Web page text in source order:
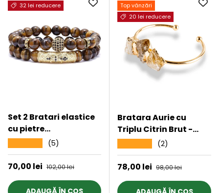
32 lei reducere
Set 2 Bratari elastice
cu pietre
semipretioase ochi de
tigru de 8 mm -
bratara pentru
(5)
Preț de vânzare
70,00 lei Preț obișnuit
102,00 lei
Top vânzări
20 lei reducere
Bratara Aurie cu
Triplu Citrin Brut -
Energie Pozitiva &
Prosperitate
(2)
Preț de vânzare
78,00 lei Preț obișnuit
98,00 lei